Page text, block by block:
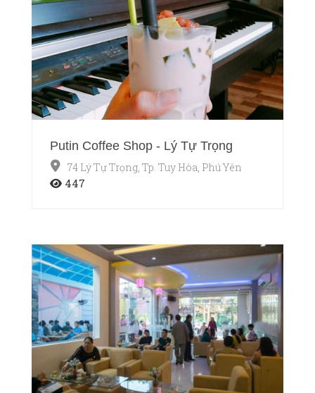
Putin Coffee Shop - Lý Tự Trọng
74 Lý Tự Trọng, Tp. Tuy Hòa, Phú Yên
447